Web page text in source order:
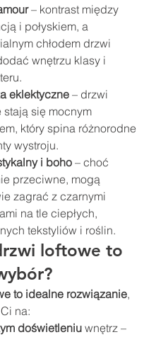
– kontrast między
i połyskiem, a
chłodem drzwi
wnętrzu klasy i
eklektyczne – drzwi
stają się mocnym
który spina różnorodne
wystroju.
i boho – choć
przeciwne, mogą
zagrać z czarnymi
na tle ciepłych,
tekstyliów i roślin.
loftowe to
to idealne rozwiązanie,
na:
doświetleniu wnętrz –